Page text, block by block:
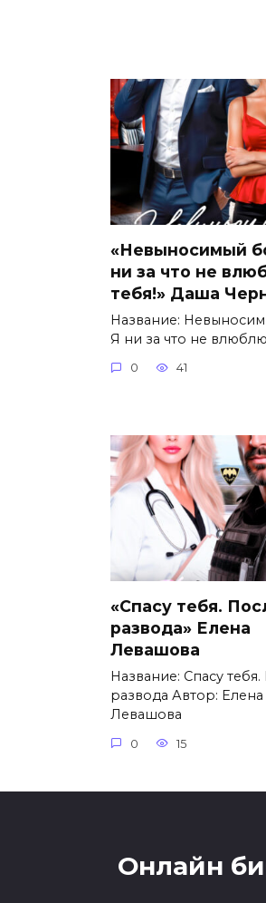
«Невыносимый
ни за что не
тебя!» Даша
Название:
Я ни за что не
0 41
«Спасу тебя.
развода» Елена
Левашова
Название: Спасу
развода Автор: Елена
Левашова
0 15
Онлайн